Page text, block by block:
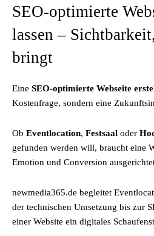
SEO-optimierte
lassen –
bringt
Eine SEO-optimierte Webseite
Kostenfrage, sondern eine
Ob Eventlocation, Festsaal oder
gefunden werden will, braucht eine
Emotion und Conversion
newmedia365.de begleitet
der technischen Umsetzung bis zur
einer Website ein digitales